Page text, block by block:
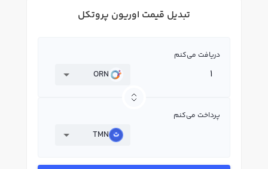
تبدیل قیمت اوریون پروتکل
دریافت می‌کنم
ORN
پرداخت می‌کنم
TMN